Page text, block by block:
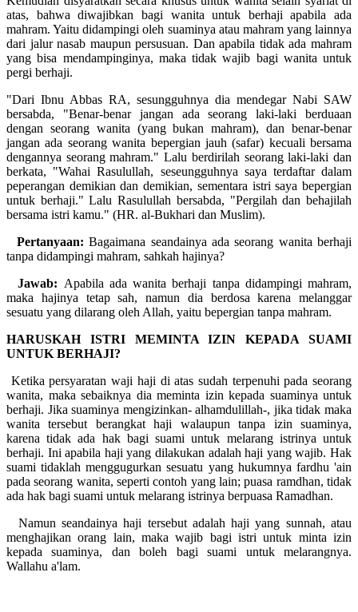
atas, bahwa diwajibkan bagi wanita untuk berhaji apabila ada
mahram. Yaitu didampingi oleh suaminya atau mahram yang lainnya
dari jalur nasab maupun persusuan. Dan apabila tidak ada mahram
yang bisa mendampinginya, maka tidak wajib bagi wanita untuk
pergi berhaji.
"Dari Ibnu Abbas RA, sesungguhnya dia mendegar Nabi SAW
bersabda, "Benar-benar jangan ada seorang laki-laki berduaan
dengan seorang wanita (yang bukan mahram), dan benar-benar
jangan ada seorang wanita bepergian jauh (safar) kecuali bersama
dengannya seorang mahram." Lalu berdirilah seorang laki-laki dan
berkata, "Wahai Rasulullah, seseungguhnya saya terdaftar dalam
peperangan demikian dan demikian, sementara istri saya bepergian
untuk berhaji." Lalu Rasulullah bersabda, "Pergilah dan behajilah
bersama istri kamu." (HR. al-Bukhari dan Muslim).
Pertanyaan:Bagaimana seandainya ada seorang wanita berhaji
tanpa didampingi mahram, sahkah hajinya?
Jawab: Apabila ada wanita berhaji tanpa didampingi mahram,
maka hajinya tetap sah, namun dia berdosa karena melanggar
sesuatu yang dilarang oleh Allah, yaitu bepergian tanpa mahram.
HARUSKAH ISTRI MEMINTA IZIN KEPADA SUAMI
UNTUK BERHAJI?
Ketika persyaratan waji haji di atas sudah terpenuhi pada seorang
wanita, maka sebaiknya dia meminta izin kepada suaminya untuk
berhaji. Jika suaminya mengizinkan- alhamdulillah-, jika tidak maka
wanita tersebut berangkat haji walaupun tanpa izin suaminya,
karena tidak ada hak bagi suami untuk melarang istrinya untuk
berhaji. Ini apabila haji yang dilakukan adalah haji yang wajib. Hak
suami tidaklah menggugurkan sesuatu yang hukumnya fardhu 'ain
pada seorang wanita, seperti contoh yang lain; puasa ramdhan, tidak
ada hak bagi suami untuk melarang istrinya berpuasa Ramadhan.
Namun seandainya haji tersebut adalah haji yang sunnah, atau
menghajikan orang lain, maka wajib bagi istri untuk minta izin
kepada suaminya, dan boleh bagi suami untuk melarangnya.
Wallahu a'lam.